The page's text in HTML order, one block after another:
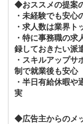
◆おススメの提案
・未経験でも安心
・求人数は業界ト
・特に事務職の
録しておきたい派
・スキルアップ
制で就業後も安心
・半日有給休暇
実
◆広告主からのメ